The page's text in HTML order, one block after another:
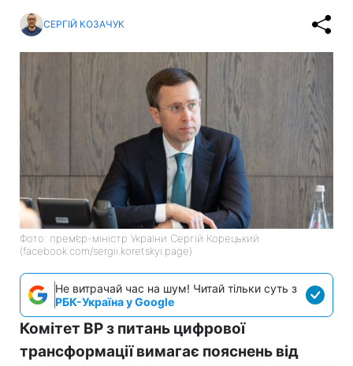
СЕРГІЙ КОЗАЧУК
Фото: прем’єр-міністр України Сергій Корецький
(facebook.com/sergii.koretskyi.page)
Не витрачай час на шум! Читай тільки суть з
РБК-Україна у Google
Комітет ВР з питань цифрової
трансформації вимагає пояснень від